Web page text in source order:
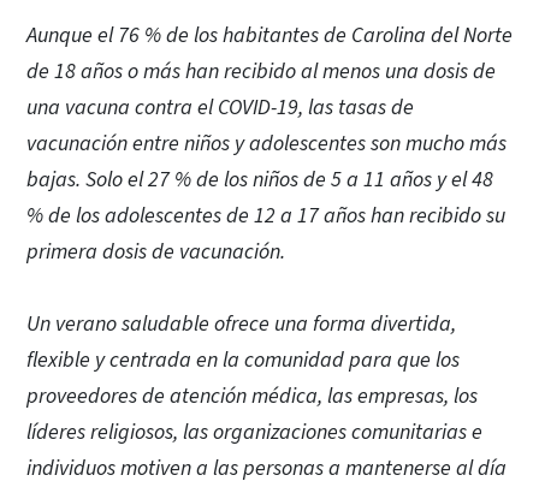
Aunque el 76 % de los habitantes de Carolina del Norte
de 18 años o más han recibido al menos una dosis de
una vacuna contra el COVID-19, las tasas de
vacunación entre niños y adolescentes son mucho más
bajas. Solo el 27 % de los niños de 5 a 11 años y el 48
% de los adolescentes de 12 a 17 años han recibido su
primera dosis de vacunación.
Un verano saludable ofrece una forma divertida,
flexible y centrada en la comunidad para que los
proveedores de atención médica, las empresas, los
líderes religiosos, las organizaciones comunitarias e
individuos motiven a las personas a mantenerse al día